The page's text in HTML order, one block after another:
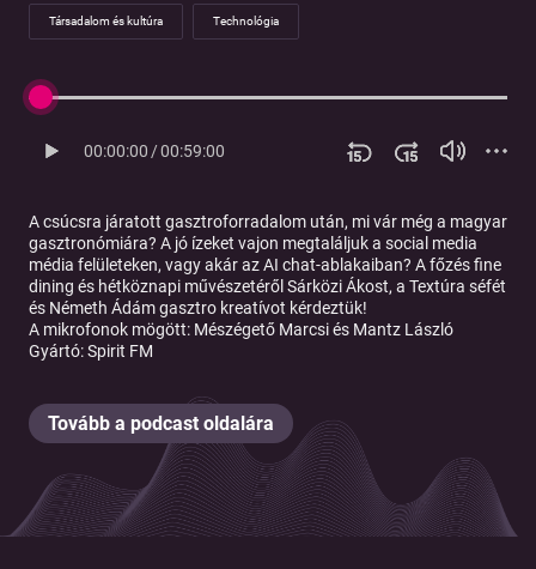
Társadalom és kultúra Technológia
00:00:00/00:59:00
A csúcsra járatott gasztroforradalom után, mi vár még a magyar
gasztronómiára? A jó ízeket vajon megtaláljuk a social media
média felületeken, vagy akár az AI chat-ablakaiban? A főzés fine
dining és hétköznapi művészetéről Sárközi Ákost, a Textúra séfét
és Németh Ádám gasztro kreatívot kérdeztük!
A mikrofonok mögött: Mészégető Marcsi és Mantz László
Gyártó: Spirit FM
Tovább a podcast oldalára